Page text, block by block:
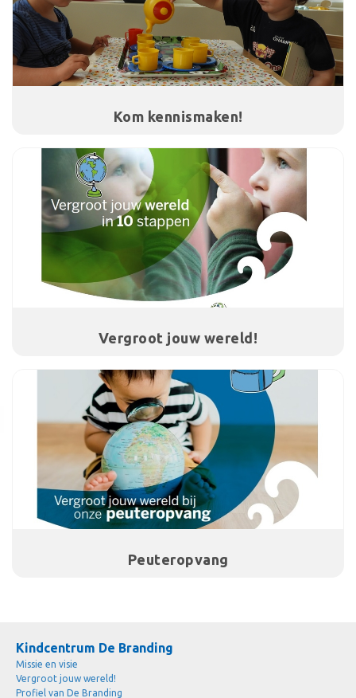
Kom kennismaken!
Vergroot jouw wereld!
Peuteropvang
Kindcentrum De Branding
Missie en visie
Vergroot jouw wereld!
Profiel van De Branding